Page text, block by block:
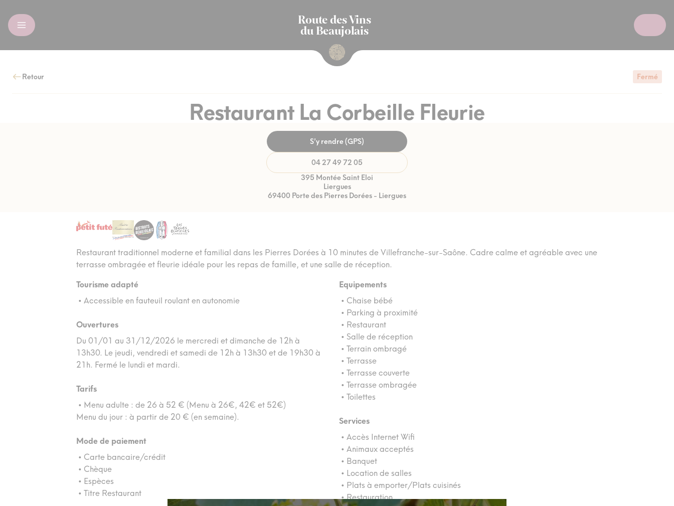
Route des Vins
du Beaujolais
Retour Fermé
Restaurant La Corbeille Fleurie
S’y rendre (GPS)
04 27 49 72 05
395 Montée Saint Eloi
Liergues
69400 Porte des Pierres Dorées - Liergues
Restaurant traditionnel moderne et familial dans les Pierres Dorées à 10 minutes de Villefranche-sur-Saône. Cadre calme et agréable avec une
terrasse ombragée et fleurie idéale pour les repas de famille, et une salle de réception.
Tourisme adapté
• Accessible en fauteuil roulant en autonomie
Ouvertures
Du 01/01 au 31/12/2026 le mercredi et dimanche de 12h à
13h30. Le jeudi, vendredi et samedi de 12h à 13h30 et de 19h30 à
21h. Fermé le lundi et mardi.
Tarifs
• Menu adulte : de 26 à 52 € (Menu à 26€, 42€ et 52€)
Menu du jour : à partir de 20 € (en semaine).
Mode de paiement
• Carte bancaire/crédit
• Chèque
• Espèces
• Titre Restaurant
Equipements
• Chaise bébé
• Parking à proximité
• Restaurant
• Salle de réception
• Terrain ombragé
• Terrasse
• Terrasse couverte
• Terrasse ombragée
• Toilettes
Services
• Accès Internet Wifi
• Animaux acceptés
• Banquet
• Location de salles
• Plats à emporter/Plats cuisinés
• Restauration